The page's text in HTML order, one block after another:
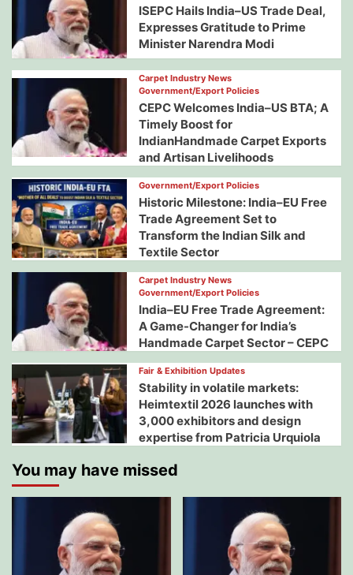
ISEPC Hails India–US Trade Deal,
Expresses Gratitude to Prime
Minister Narendra Modi
Carpet Industry News
Government/Export Policies
CEPC Welcomes India–US BTA; A
Timely Boost for
IndianHandmade Carpet Exports
and Artisan Livelihoods
Government/Export Policies
Historic Milestone: India–EU Free
Trade Agreement Set to
Transform the Indian Silk and
Textile Sector
Carpet Industry News
Government/Export Policies
India–EU Free Trade Agreement:
A Game-Changer for India’s
Handmade Carpet Sector – CEPC
Fair & Exhibition Updates
Stability in volatile markets:
Heimtextil 2026 launches with
3,000 exhibitors and design
expertise from Patricia Urquiola
You may have missed